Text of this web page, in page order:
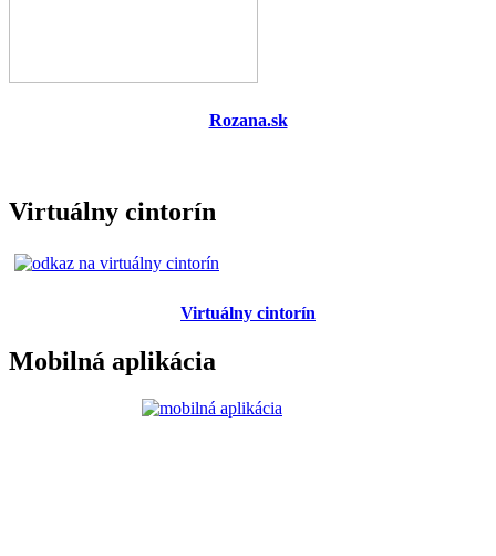
Rozana.sk
Virtuálny cintorín
Virtuálny cintorín
Mobilná aplikácia